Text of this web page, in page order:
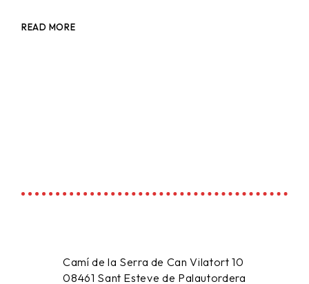
READ MORE
Camí de la Serra de Can Vilatort 10
08461 Sant Esteve de Palautordera